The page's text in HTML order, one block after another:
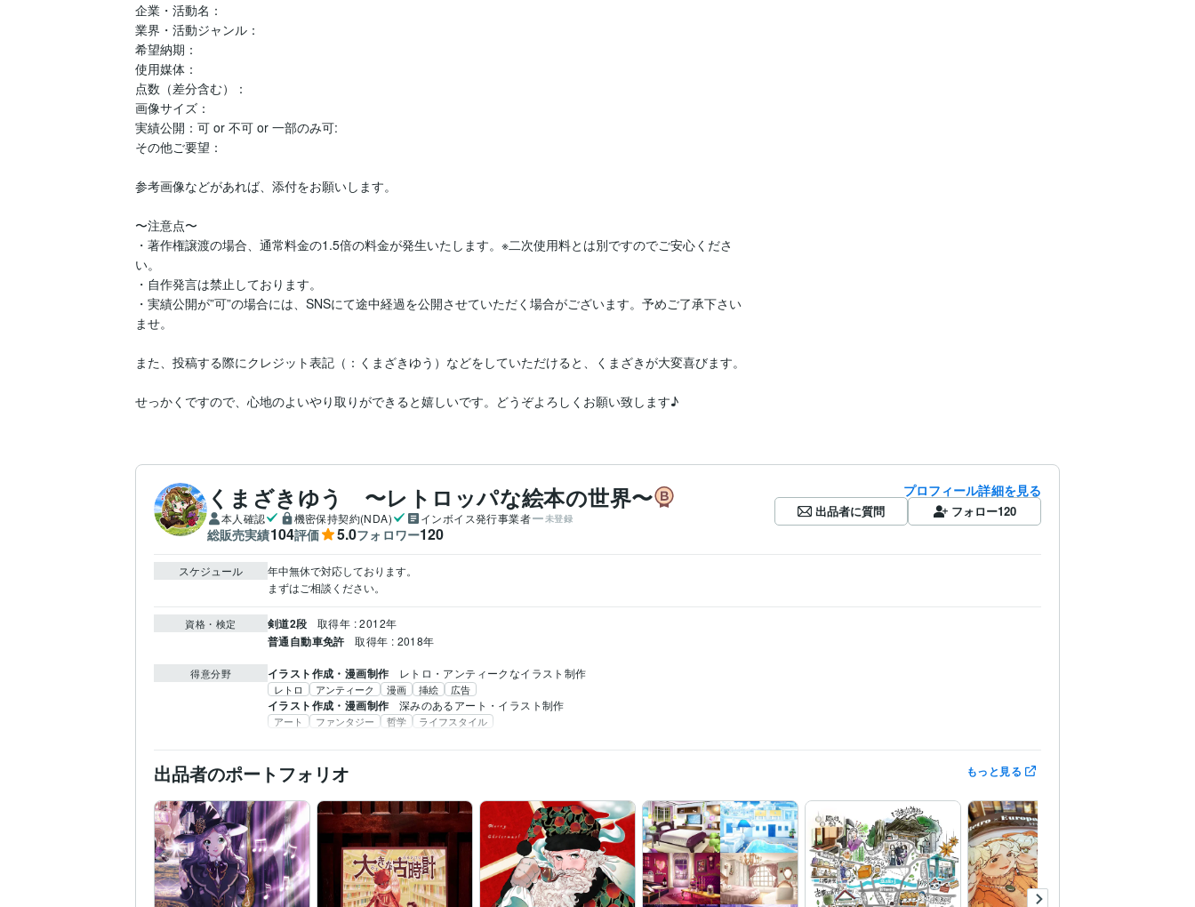
企業・活動名：
業界・活動ジャンル：
希望納期：
使用媒体：
点数（差分含む）：
画像サイズ：
実績公開：可 or 不可 or 一部のみ可:
その他ご要望：
参考画像などがあれば、添付をお願いします。
〜注意点〜
・著作権譲渡の場合、通常料金の1.5倍の料金が発生いたします。※二次使用料とは別ですのでご安心くださ
い。
・自作発言は禁止しております。
・実績公開が”可”の場合には、SNSにて途中経過を公開させていただく場合がございます。予めご了承下さい
ませ。
また、投稿する際にクレジット表記（：くまざきゆう）などをしていただけると、くまざきが大変喜びます。
せっかくですので、心地のよいやり取りができると嬉しいです。どうぞよろしくお願い致します♪
くまざきゆう 〜レトロッパな絵本の世界〜
本人確認 機密保持契約(NDA) インボイス発行事業者 未登録
総販売実績104評価 5.0フォロワー120
プロフィール詳細を見る
出品者に質問 フォロー120
スケジュール
年中無休で対応しております。
まずはご相談ください。
資格・検定 剣道2段 取得年 : 2012年
普通自動車免許 取得年 : 2018年
得意分野 イラスト作成・漫画制作 レトロ・アンティークなイラスト制作
レトロ アンティーク 漫画 挿絵 広告
イラスト作成・漫画制作 深みのあるアート・イラスト制作
アート ファンタジー 哲学 ライフスタイル
出品者のポートフォリオ もっと見る